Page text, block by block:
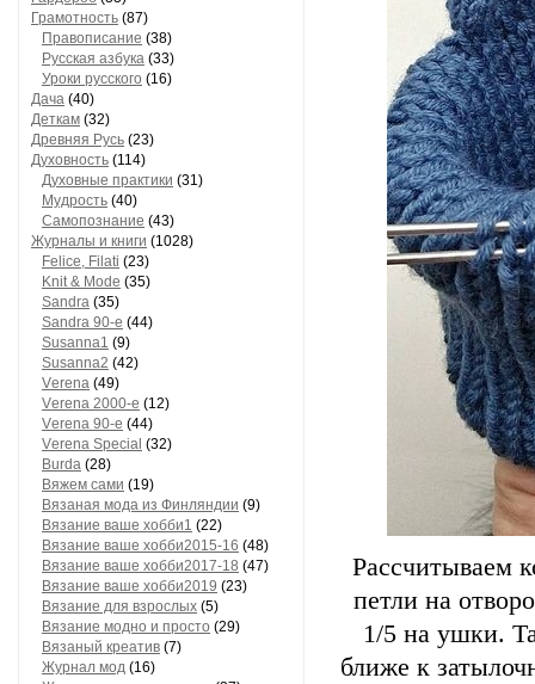
Грамотность (87)
Правописание (38)
Русская азбука (33)
Уроки русского (16)
Дача (40)
Деткам (32)
Древняя Русь (23)
Духовность (114)
Духовные практики (31)
Мудрость (40)
Самопознание (43)
Журналы и книги (1028)
Felice, Filati (23)
Knit & Mode (35)
Sandra (35)
Sandra 90-е (44)
Susanna1 (9)
Susanna2 (42)
Vеrеnа (49)
Vеrеnа 2000-е (12)
Vеrеnа 90-е (44)
Vеrеnа Special (32)
Вurdа (28)
Вяжем сами (19)
Вязаная мода из Финляндии (9)
Вязание ваше хобби1 (22)
Вязание ваше хобби2015-16 (48)
Вязание ваше хобби2017-18 (47)
Вязание ваше хобби2019 (23)
Вязание для взрослых (5)
Вязание модно и просто (29)
Вязаный креатив (7)
Журнал мод (16)
Рассчитываем
петли на
1/5 на ушки.
ближе к